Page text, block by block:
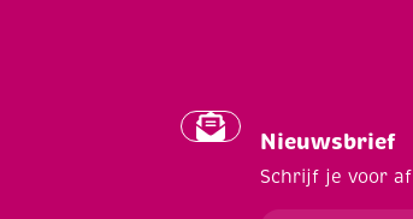
Nieuwsbrief
Schrijf je voor